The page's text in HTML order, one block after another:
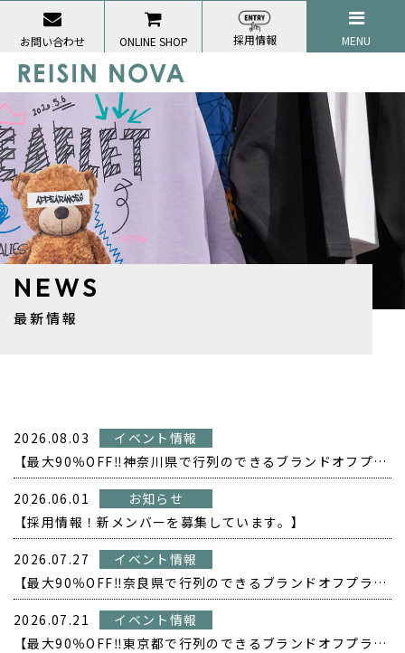
NEWS
最新情報
2026.08.03
イベント情報
【最大90％OFF‼️神奈川県で行列のできるブランドオフプライス POPUP開催❗️】
2026.06.01
お知らせ
【採用情報！新メンバーを募集しています。】
2026.07.27
イベント情報
【最大90％OFF‼️奈良県で行列のできるブランドオフプライス POPUP開催❗️】
2026.07.21
イベント情報
【最大90％OFF‼️東京都で行列のできるブランドオフプライス POPUP開催❗️】
お問い合わせ ONLINE SHOP 採用情報 MENU